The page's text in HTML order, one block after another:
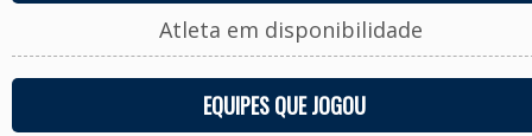
Atleta em disponibilidade
EQUIPES QUE JOGOU